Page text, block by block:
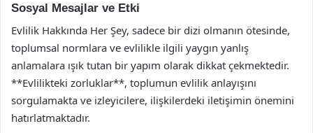
Sosyal Mesajlar ve Etki
Evlilik Hakkında Her Şey, sadece bir dizi olmanın ötesinde,
toplumsal normlara ve evlilikle ilgili yaygın yanlış
anlamalara ışık tutan bir yapım olarak dikkat çekmektedir.
**Evlilikteki zorluklar**, toplumun evlilik anlayışını
sorgulamakta ve izleyicilere, ilişkilerdeki iletişimin önemini
hatırlatmaktadır.